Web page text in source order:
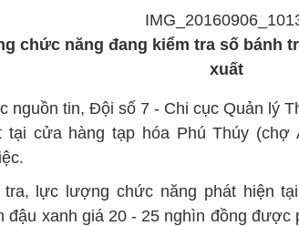
chức năng đang kiểm tra số bánh
xuất
nguồn tin, Đội số 7 - Chi cục Quản lý
tại cửa hàng tạp hóa Phú Thúy (chợ
tra, lực lượng chức năng phát hiện
đậu xanh giá 20 - 25 nghìn đồng được